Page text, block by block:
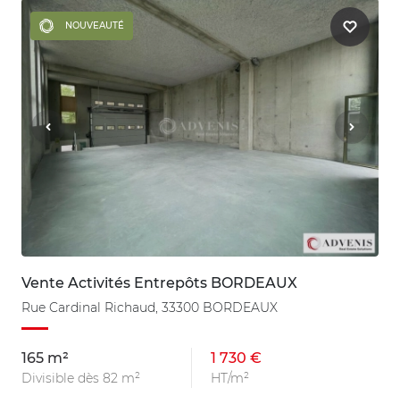
NOUVEAUTÉ
Vente Activités Entrepôts BORDEAUX
Rue Cardinal Richaud, 33300 BORDEAUX
165 m²
Divisible dès 82 m²
1 730 €
HT/m²